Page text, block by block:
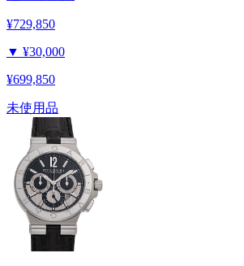
¥729,850
▼ ¥30,000
¥699,850
未使用品